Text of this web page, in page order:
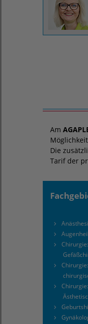
Am
Die
Tarif der